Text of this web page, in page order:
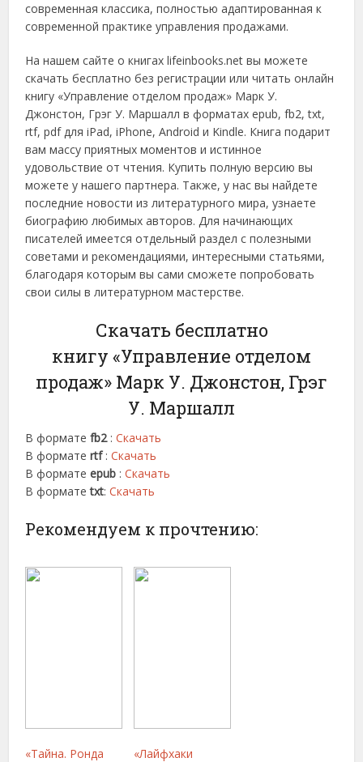
современная классика, полностью адаптированная к
современной практике управления продажами.
На нашем сайте о книгах lifeinbooks.net вы можете
скачать бесплатно без регистрации или читать онлайн
книгу «Управление отделом продаж» Марк У.
Джонстон, Грэг У. Маршалл в форматах epub, fb2, txt,
rtf, pdf для iPad, iPhone, Android и Kindle. Книга подарит
вам массу приятных моментов и истинное
удовольствие от чтения. Купить полную версию вы
можете у нашего партнера. Также, у нас вы найдете
последние новости из литературного мира, узнаете
биографию любимых авторов. Для начинающих
писателей имеется отдельный раздел с полезными
советами и рекомендациями, интересными статьями,
благодаря которым вы сами сможете попробовать
свои силы в литературном мастерстве.
Скачать бесплатно
книгу «Управление отделом
продаж» Марк У. Джонстон, Грэг
У. Маршалл
В форматеfb2:Скачать
В форматеrtf :Скачать
В форматеepub :Скачать
В форматеtxt:Скачать
Рекомендуем к прочтению:
«Тайна. Ронда
«Лайфхаки